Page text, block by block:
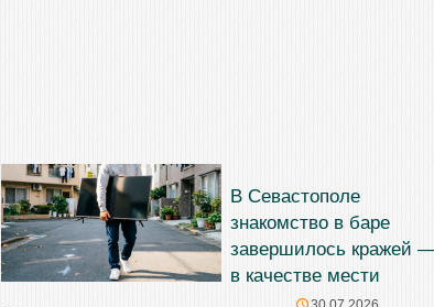
В Севастополе
знакомство в баре
завершилось кражей
в качестве мести